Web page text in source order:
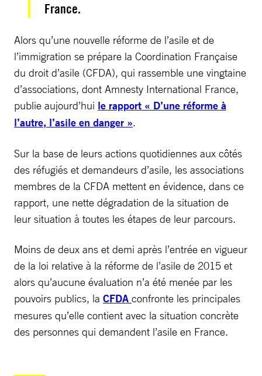
France.
Alors qu’une nouvelle réforme de l’asile et de
l’immigration se prépare la Coordination Française
du droit d’asile (CFDA), qui rassemble une vingtaine
d’associations, dont Amnesty International France,
publie aujourd’hui le rapport « D’une réforme à
l’autre, l’asile en danger ».
Sur la base de leurs actions quotidiennes aux côtés
des réfugiés et demandeurs d’asile, les associations
membres de la CFDA mettent en évidence, dans ce
rapport, une nette dégradation de la situation de
leur situation à toutes les étapes de leur parcours.
Moins de deux ans et demi après l’entrée en vigueur
de la loi relative à la réforme de l’asile de 2015 et
alors qu’aucune évaluation n’a été menée par les
pouvoirs publics, la CFDA confronte les principales
mesures qu’elle contient avec la situation concrète
des personnes qui demandent l’asile en France.